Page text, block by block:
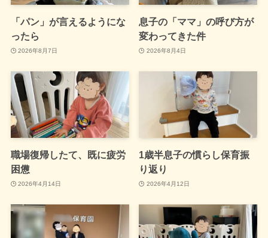
「パン」が言えるようにな
ったら
2026年8月7日
息子の「ママ」の呼び方が
変わってきた件
2026年8月4日
職場復帰したて、既に疲労
困憊
2026年4月14日
1歳半息子の慣らし保育振
り返り
2026年4月12日